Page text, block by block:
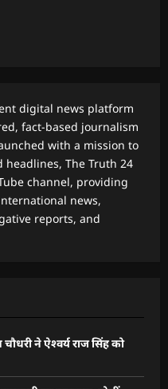
digital news platform
fact-based journalism
with a mission to
The Truth 24
channel, providing
news,
reports, and
ने ऐश्वर्य राज सिंह को